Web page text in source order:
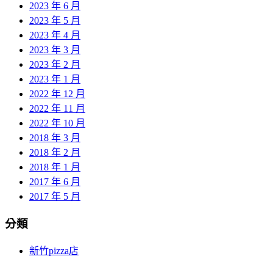
2023 年 6 月
2023 年 5 月
2023 年 4 月
2023 年 3 月
2023 年 2 月
2023 年 1 月
2022 年 12 月
2022 年 11 月
2022 年 10 月
2018 年 3 月
2018 年 2 月
2018 年 1 月
2017 年 6 月
2017 年 5 月
分類
新竹pizza店